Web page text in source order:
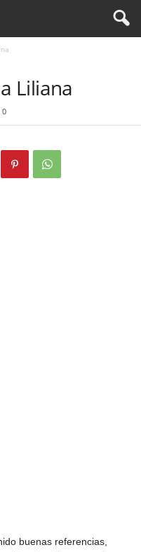
Liliana
0
buenas referencias,